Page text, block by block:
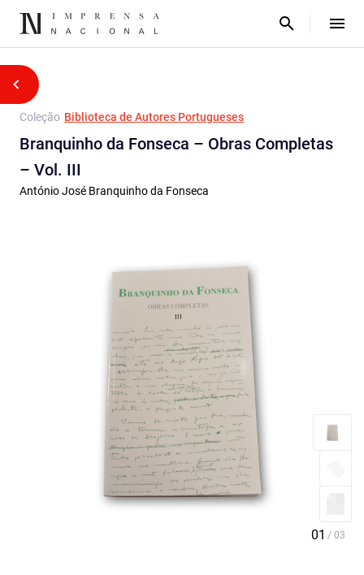
Coleção Biblioteca de Autores Portugueses
Branquinho da Fonseca – Obras Completas
– Vol. III
António José Branquinho da Fonseca